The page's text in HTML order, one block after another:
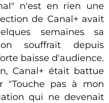
n'est en rien une
de Canal+ avait
semaines sa
souffrait depuis
baisse d'audience.
Canal+ était battue
"Touche pas à mon
qui ne devenait